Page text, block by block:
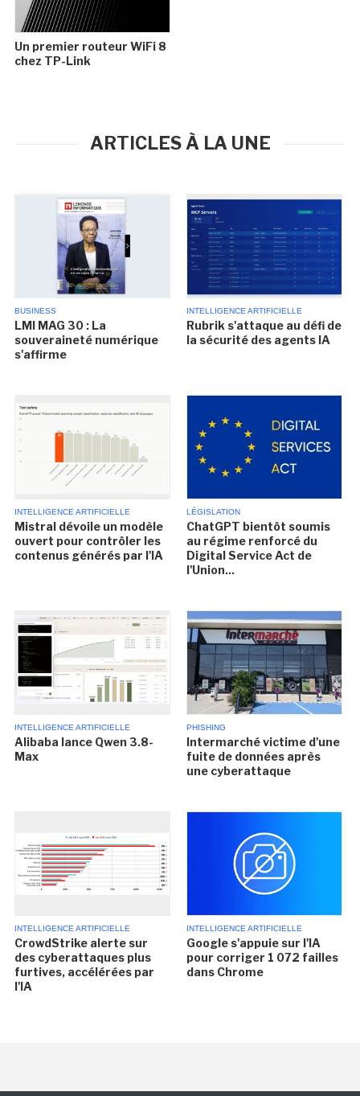
Un premier routeur WiFi 8
chez TP-Link
ARTICLES À LA UNE
BUSINESS
LMI MAG 30 : La
souveraineté numérique
s'affirme
INTELLIGENCE ARTIFICIELLE
Rubrik s'attaque au défi de
la sécurité des agents IA
INTELLIGENCE ARTIFICIELLE
Mistral dévoile un modèle
ouvert pour contrôler les
contenus générés par l'IA
LÉGISLATION
ChatGPT bientôt soumis
au régime renforcé du
Digital Service Act de
l'Union...
INTELLIGENCE ARTIFICIELLE
Alibaba lance Qwen 3.8-
Max
PHISHING
Intermarché victime d'une
fuite de données après
une cyberattaque
INTELLIGENCE ARTIFICIELLE
CrowdStrike alerte sur
des cyberattaques plus
furtives, accélérées par
l'IA
INTELLIGENCE ARTIFICIELLE
Google s'appuie sur l'IA
pour corriger 1 072 failles
dans Chrome